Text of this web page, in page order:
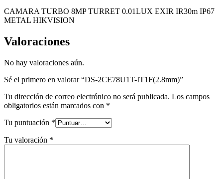
CAMARA TURBO 8MP TURRET 0.01LUX EXIR IR30m IP67
METAL HIKVISION
Valoraciones
No hay valoraciones aún.
Sé el primero en valorar “DS-2CE78U1T-IT1F(2.8mm)”
Tu dirección de correo electrónico no será publicada. Los campos
obligatorios están marcados con *
Tu puntuación *
Tu valoración *